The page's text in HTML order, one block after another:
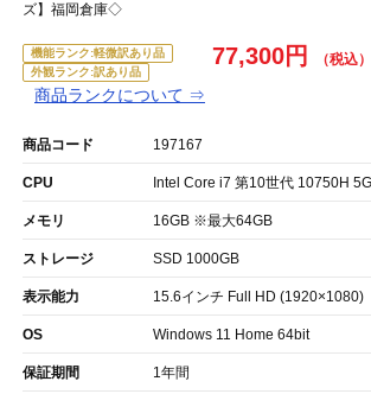
ズ】福岡倉庫◇
機能ランク:軽微訳あり品
外観ランク:訳あり品
商品ランクについて ⇒
77,300円
商品コード 197167
CPU Intel Core i7 第10世代 10750H
メモリ 16GB ※最大64GB
ストレージ SSD 1000GB
表示能力 15.6インチ Full HD (1920×1080)
OS Windows 11 Home 64bit
保証期間 1年間